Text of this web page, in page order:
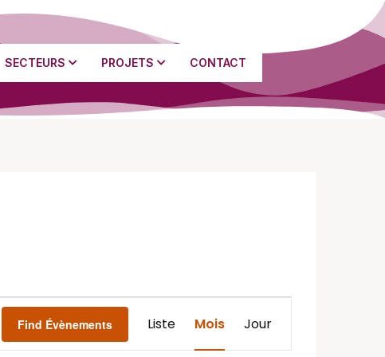
SECTEURS PROJETS CONTACT
Find Évènements
de
Liste Mois Jour